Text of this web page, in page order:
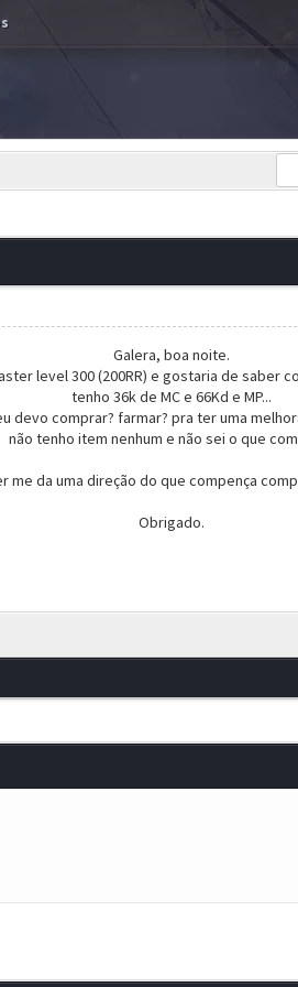
Galera, boa noite.
level 300 (200RR) e gostaria de saber
tenho 36k de MC e 66Kd e MP...
devo comprar? farmar? pra ter uma
não tenho item nenhum e não sei o que
me da uma direção do que compença
Obrigado.